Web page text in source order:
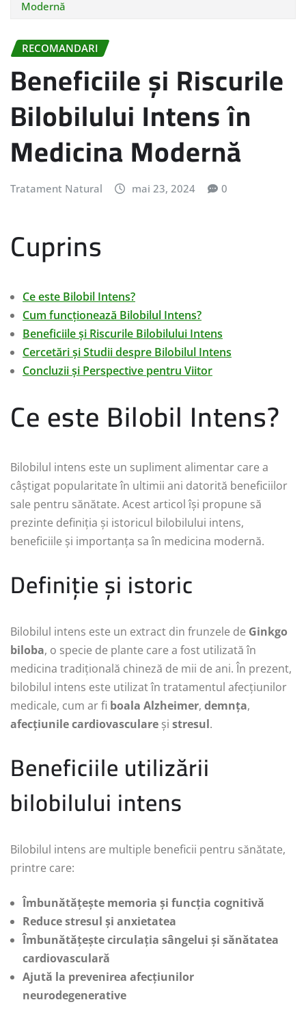
Modernă
RECOMANDARI
Beneficiile și Riscurile
Bilobilului Intens în
Medicina Modernă
Tratament Natural mai 23, 2024 0
Cuprins
Ce este Bilobil Intens?
Cum funcționează Bilobilul Intens?
Beneficiile și Riscurile Bilobilului Intens
Cercetări și Studii despre Bilobilul Intens
Concluzii și Perspective pentru Viitor
Ce este Bilobil Intens?
Bilobilul intens este un supliment alimentar care a
câștigat popularitate în ultimii ani datorită beneficiilor
sale pentru sănătate. Acest articol își propune să
prezinte definiția și istoricul bilobilului intens,
beneficiile și importanța sa în medicina modernă.
Definiție și istoric
Bilobilul intens este un extract din frunzele de Ginkgo
biloba, o specie de plante care a fost utilizată în
medicina tradițională chineză de mii de ani. În prezent,
bilobilul intens este utilizat în tratamentul afecțiunilor
medicale, cum ar fi boala Alzheimer, demnța,
afecțiunile cardiovasculare și stresul.
Beneficiile utilizării
bilobilului intens
Bilobilul intens are multiple beneficii pentru sănătate,
printre care:
Îmbunătățește memoria și funcția cognitivă
Reduce stresul și anxietatea
Îmbunătățește circulația sângelui și sănătatea
cardiovasculară
Ajută la prevenirea afecțiunilor
neurodegenerative